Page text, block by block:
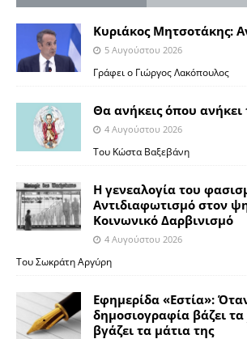
Κυριάκος Μητσοτάκης:
5 Αυγούστου 2026
Γράφει ο Γιώργος Λακόπουλος
Θα ανήκεις όπου ανήκει
4 Αυγούστου 2026
Του Κώστα Βαξεβάνη
Η γενεαλογία του
Αντιδιαφωτισμό στον
Κοινωνικό Δαρβινισμό
4 Αυγούστου 2026
Του Σωκράτη Αργύρη
Εφημερίδα «Εστία»:
δημοσιογραφία βάζει τα
βγάζει τα μάτια της